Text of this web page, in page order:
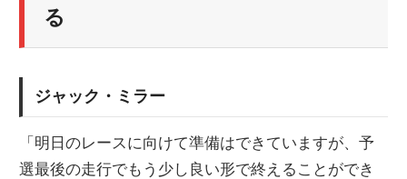
る
ジャック・ミラー
「明日のレースに向けて準備はできていますが、予
選最後の走行でもう少し良い形で終えることができ